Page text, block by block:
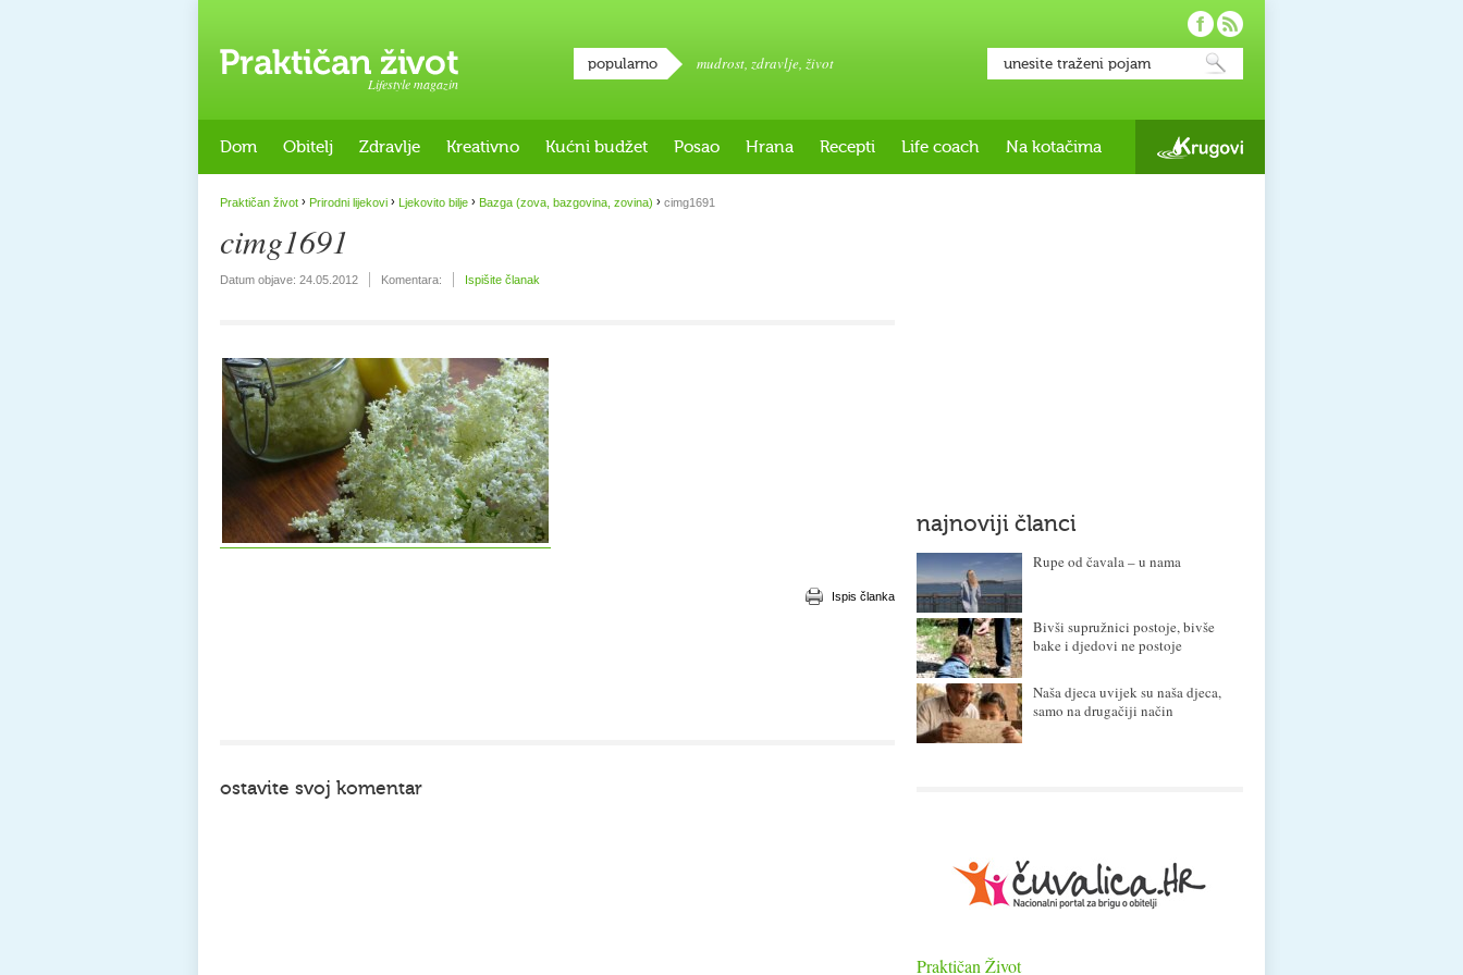
Lifestyle magazin
popularno mudrost, zdravlje, život
Dom Obitelj Zdravlje Kreativno Kućni budžet Posao Hrana Recepti Life coach Na kotačima
Praktičan život › Prirodni lijekovi › Ljekovito bilje › Bazga (zova, bazgovina, zovina) › cimg1691
cimg1691
Datum objave: 24.05.2012 Komentara: Ispišite članak
Ispis članka
ostavite svoj komentar
najnoviji članci
Rupe od čavala – u nama
Bivši supružnici postoje, bivše
bake i djedovi ne postoje
Naša djeca uvijek su naša djeca,
samo na drugačiji način
Praktičan Život